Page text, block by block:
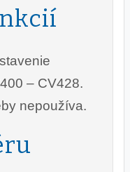
– CV428.
nepoužíva.